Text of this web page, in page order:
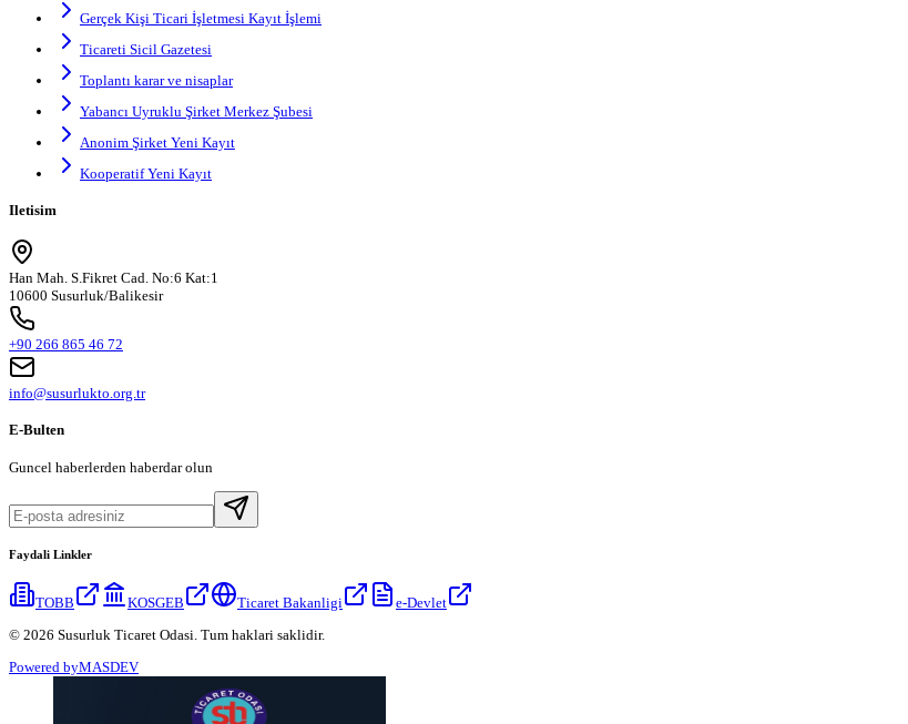
Gerçek Kişi Ticari İşletmesi Kayıt İşlemi
Ticareti Sicil Gazetesi
Toplantı karar ve nisaplar
Yabancı Uyruklu Şirket Merkez Şubesi
Anonim Şirket Yeni Kayıt
Kooperatif Yeni Kayıt
Iletisim
Han Mah. S.Fikret Cad. No:6 Kat:1
10600 Susurluk/Balikesir
+90 266 865 46 72
info@susurlukto.org.tr
E-Bulten
Guncel haberlerden haberdar olun
Faydali Linkler
TOBB KOSGEB Ticaret Bakanligi
e-Devlet
© 2026 Susurluk Ticaret Odasi. Tum haklari saklidir.
Powered byMASDEV